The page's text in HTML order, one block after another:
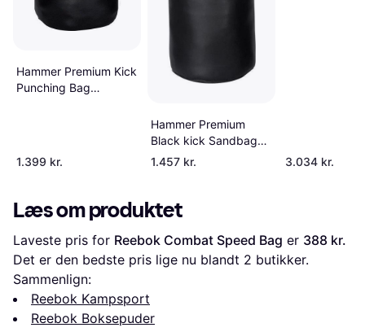
Hammer Premium Kick
Punching Bag
1.399 kr.
Hammer Premium
Black kick Sandbag
34kg
1.457 kr. 3.034 kr.
Læs om produktet
Laveste pris for Reebok Combat Speed Bag er 388 kr.
Det er den bedste pris lige nu blandt 2 butikker.
Sammenlign:
Reebok Kampsport
Reebok Boksepuder